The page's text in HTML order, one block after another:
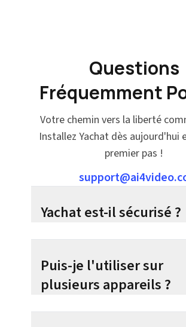
Questions
Fréquemment
Votre chemin vers la liberté
Installez Yachat dès aujourd'hui
premier pas !
Yachat est-il sécurisé ?
Puis-je l'utiliser sur
plusieurs appareils ?